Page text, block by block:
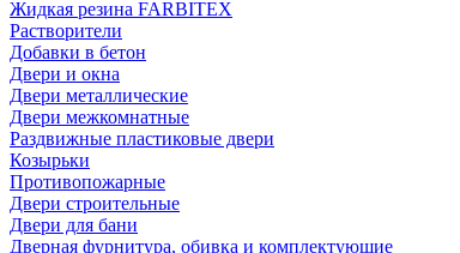
Жидкая резина FARBITEX
Растворители
Добавки в бетон
Двери и окна
Двери металлические
Двери межкомнатные
Раздвижные пластиковые двери
Козырьки
Противопожарные
Двери строительные
Двери для бани
Дверная фурнитура, обивка и комплектующие